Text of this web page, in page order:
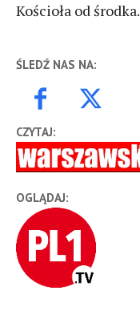
Kościoła od środka.
ŚLEDŹ NAS NA:
CZYTAJ:
OGLĄDAJ: